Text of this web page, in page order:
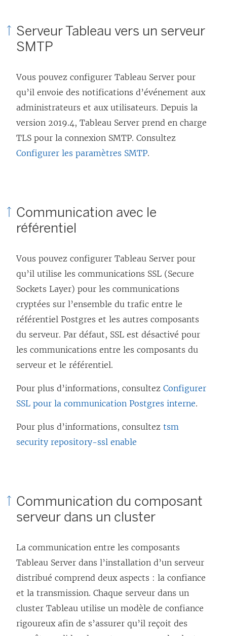
Serveur Tableau vers un serveur
SMTP
Vous pouvez configurer Tableau Server pour
qu’il envoie des notifications d’événement aux
administrateurs et aux utilisateurs. Depuis la
version 2019.4, Tableau Server prend en charge
TLS pour la connexion SMTP. Consultez
Configurer les paramètres SMTP.
Communication avec le
référentiel
Vous pouvez configurer Tableau Server pour
qu’il utilise les communications SSL (Secure
Sockets Layer) pour les communications
cryptées sur l’ensemble du trafic entre le
référentiel Postgres et les autres composants
du serveur. Par défaut, SSL est désactivé pour
les communications entre les composants du
serveur et le référentiel.
Pour plus d’informations, consultez Configurer
SSL pour la communication Postgres interne.
Pour plus d’informations, consultez tsm
security repository-ssl enable
Communication du composant
serveur dans un cluster
La communication entre les composants
Tableau Server dans l’installation d’un serveur
distribué comprend deux aspects : la confiance
et la transmission. Chaque serveur dans un
cluster Tableau utilise un modèle de confiance
rigoureux afin de s’assurer qu’il reçoit des